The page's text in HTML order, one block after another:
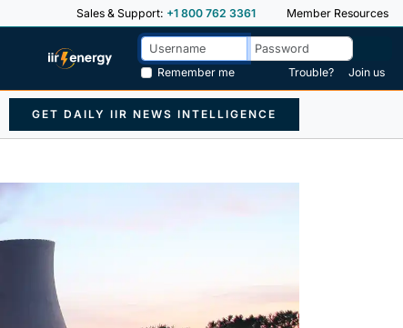
Sales & Support: +1 800 762 3361 Member Resources
Remember me
Trouble? Join us
GET DAILY IIR NEWS INTELLIGENCE